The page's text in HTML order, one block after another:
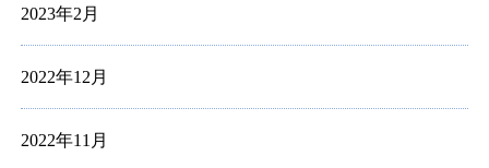
2023年2月
2022年12月
2022年11月